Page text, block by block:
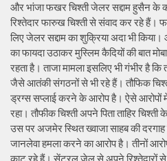
और भांजा फखर चिश्ती जेलर सद्दाम हुसैन के
रिश्तेदार फारुख चिश्ती से संवाद कर रहे हैं।
लिए जेलर सद्दाम का शुक्रिया अदा भी
का फायदा उठाकर मुस्लिम कैदियों की बात
रहता है। ताजा मामला इसलिए भी गंभीर है
जैसे आतंकी संगठनों से भी रहे हैं। तौफिक
ड्रग्स सप्लाई करने के आरोप है। ऐसे आरोपों
रहा। तौफीक चिश्ती अपने पिता ताहिर
उस पर अजमेर स्थित ख्वाजा साहब की दरगाह
जानलेवा हमला करने का आरोप है। तीनों